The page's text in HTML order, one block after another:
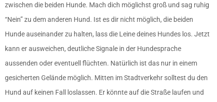
zwischen die beiden Hunde. Mach dich möglichst groß und sag ruhig
“Nein” zu dem anderen Hund. Ist es dir nicht möglich, die beiden
Hunde auseinander zu halten, lass die Leine deines Hundes los. Jetzt
kann er ausweichen, deutliche Signale in der Hundesprache
aussenden oder eventuell flüchten. Natürlich ist das nur in einem
gesicherten Gelände möglich. Mitten im Stadtverkehr solltest du den
Hund auf keinen Fall loslassen. Er könnte auf die Straße laufen und